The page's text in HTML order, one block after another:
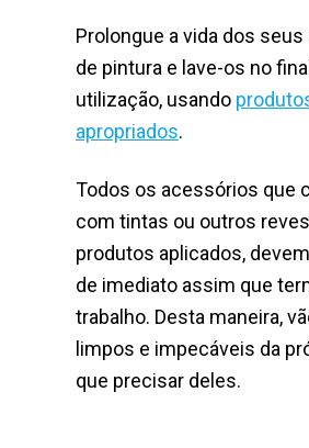
Prolongue a vida dos
de pintura e lave-os no
utilização, usando
apropriados.
Todos os acessórios que
com tintas ou outros
produtos aplicados,
de imediato assim que
trabalho. Desta maneira,
limpos e impecáveis da
que precisar deles.